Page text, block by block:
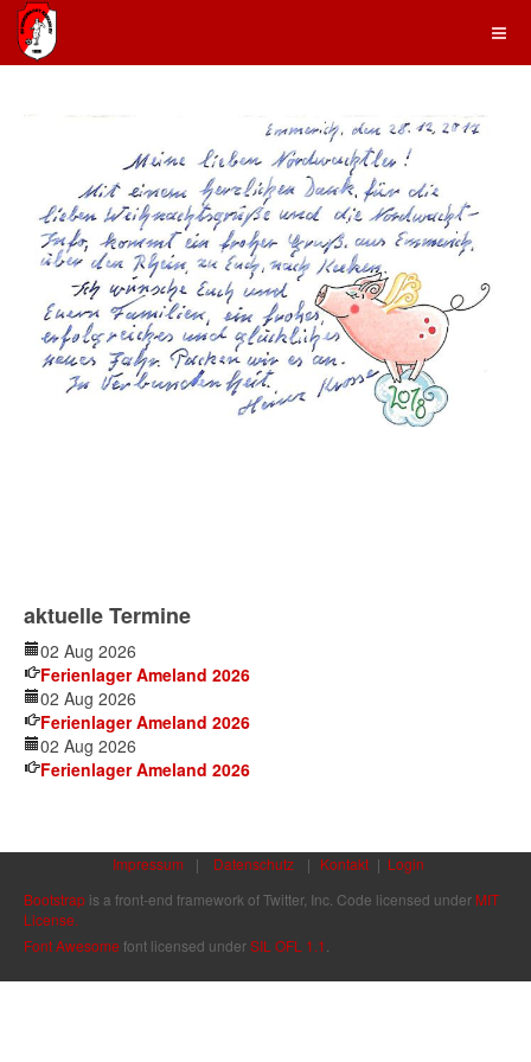
aktuelle Termine
02 Aug 2026
Ferienlager Ameland 2026
02 Aug 2026
Ferienlager Ameland 2026
02 Aug 2026
Ferienlager Ameland 2026
Impressum | Datenschutz | Kontakt | Login
Bootstrap is a front-end framework of Twitter, Inc. Code licensed under MIT
License.
Font Awesome font licensed underSIL OFL 1.1